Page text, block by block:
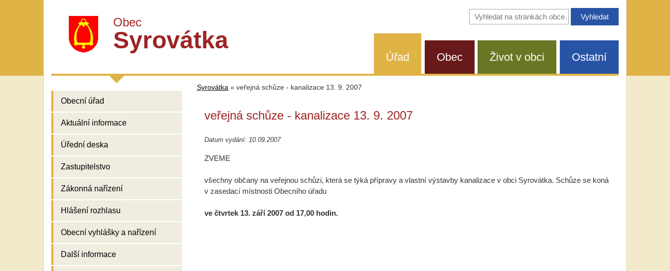
Obec
Syrovátka
Vyhledávání
na
Úřad Obec Život v obci Ostatní
Obecní úřad
Aktuální informace
Úřední deska
Zastupitelstvo
Zákonná nařízení
Hlášení rozhlasu
Obecní vyhlášky a nařízení
Další informace
Syrovátka » veřejná schůze - kanalizace 13. 9. 2007
veřejná schůze - kanalizace 13. 9. 2007
Datum vydání: 10.09.2007
ZVEME
všechny občany na veřejnou schůzi, která se týká přípravy a vlastní výstavby kanalizace v obci Syrovátka. Schůze se koná
v zasedací místnosti Obecního úřadu
ve čtvrtek 13. září 2007 od 17,00 hodin.